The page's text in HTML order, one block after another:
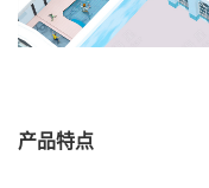
产品特点